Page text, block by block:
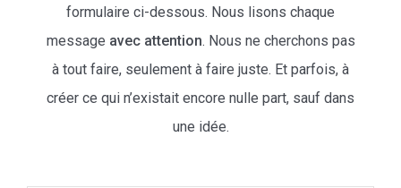
formulaire ci-dessous. Nous lisons chaque
message avec attention. Nous ne cherchons pas
à tout faire, seulement à faire juste. Et parfois, à
créer ce qui n’existait encore nulle part, sauf dans
une idée.